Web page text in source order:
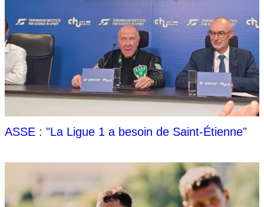
ASSE : "La Ligue 1 a besoin de Saint-Étienne"